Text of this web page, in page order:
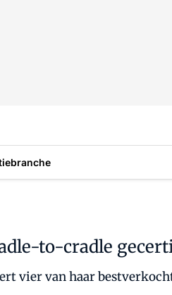
to-cradle
vier van haar